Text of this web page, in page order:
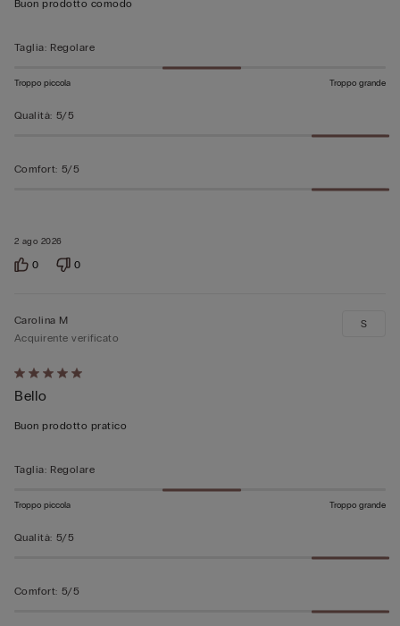
2 ago 2026
Buon prodotto comodo
Taglia: Regolare
Troppo piccola Troppo grande
Qualità: 5/5
Comfort: 5/5
0 0
Valutato
5
su
Carolina M
Acquirente verificato
Bello
Buon prodotto pratico
S
Taglia: Regolare
Troppo piccola Troppo grande
Qualità: 5/5
Comfort: 5/5